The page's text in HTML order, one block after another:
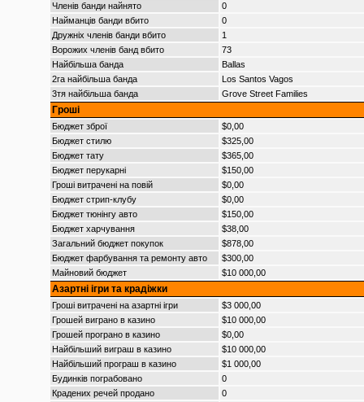
Членів банди найнято
0
Найманців банди вбито
0
Дружніх членів банди вбито
1
Ворожих членів банд вбито
73
Найбільша банда
Ballas
2га найбільша банда
Los Santos Vagos
3тя найбільша банда
Grove Street Families
Гроші
Бюджет зброї
$0,00
Бюджет стилю
$325,00
Бюджет тату
$365,00
Бюджет перукарні
$150,00
Гроші витрачені на повій
$0,00
Бюджет стрип-клубу
$0,00
Бюджет тюнінгу авто
$150,00
Бюджет харчування
$38,00
Загальний бюджет покупок
$878,00
Бюджет фарбування та ремонту авто
$300,00
Майновий бюджет
$10 000,00
Азартні ігри та крадіжки
Гроші витрачені на азартні ігри
$3 000,00
Грошей виграно в казино
$10 000,00
Грошей програно в казино
$0,00
Найбільший виграш в казино
$10 000,00
Найбільший програш в казино
$1 000,00
Будинків пограбовано
0
Крадених речей продано
0